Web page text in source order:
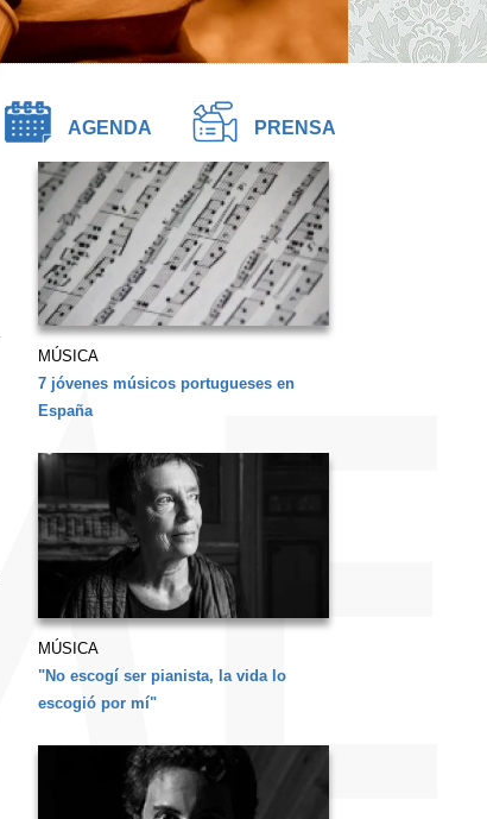
AGENDA PRENSA
MÚSICA
7 jóvenes músicos portugueses en
España
MÚSICA
"No escogí ser pianista, la vida lo
escogió por mí"